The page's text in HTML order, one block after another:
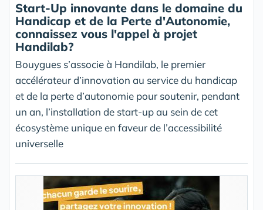
Start-Up innovante dans le domaine du
Handicap et de la Perte d'Autonomie,
connaissez vous l'appel à projet
Handilab?
Bouygues s’associe à Handilab, le premier
accélérateur d’innovation au service du handicap
et de la perte d’autonomie pour soutenir, pendant
un an, l’installation de start-up au sein de cet
écosystème unique en faveur de l’accessibilité
universelle